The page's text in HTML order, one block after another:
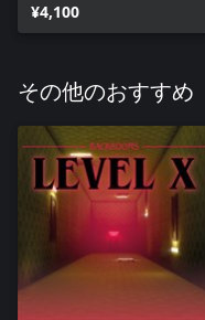
¥4,100
その他のおすすめ